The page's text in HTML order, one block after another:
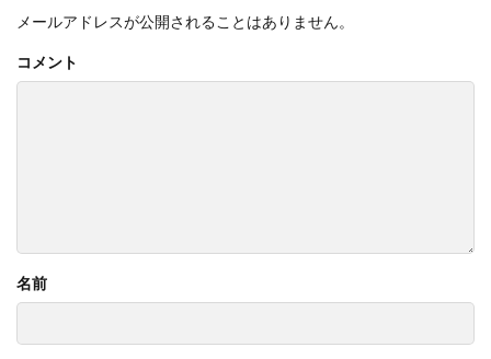
メールアドレスが公開されることはありません。
コメント
名前